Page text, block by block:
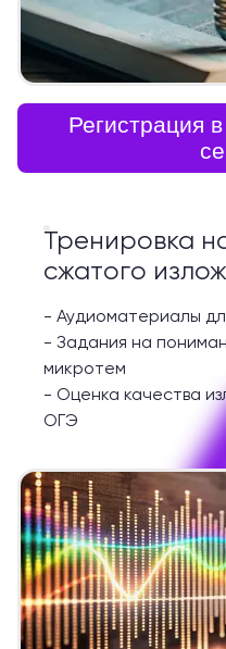
Регистрация
Тренировка
сжатого
- Аудиоматериалы
- Задания на
микротем
- Оценка качества
ОГЭ